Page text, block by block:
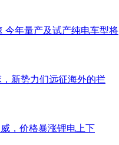
今年量产及试产纯电车型将
新势力们远征海外的拦
，价格暴涨锂电上下